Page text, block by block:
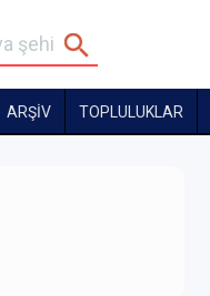
ARŞİV TOPLULUKLAR